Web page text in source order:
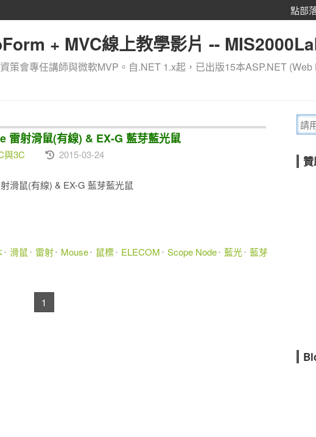
點部
+ MVC線上教學影片 --
策會專任講師與微軟MVP。自.NET 1.x起，已出版15本ASP.NET
射滑鼠(有線) & EX-G 藍芽藍光鼠
與3C 2015-03-24
滑鼠(有線) & EX-G 藍芽藍光鼠
滑鼠 雷射 Mouse 鼠標 ELECOM Scope Node 藍光 藍芽
1